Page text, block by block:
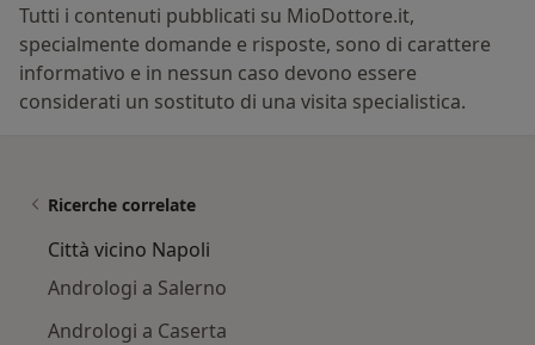
Tutti i contenuti pubblicati su MioDottore.it,
specialmente domande e risposte, sono di carattere
informativo e in nessun caso devono essere
considerati un sostituto di una visita specialistica.
Ricerche correlate
Città vicino Napoli
Andrologi a Salerno
Andrologi a Caserta